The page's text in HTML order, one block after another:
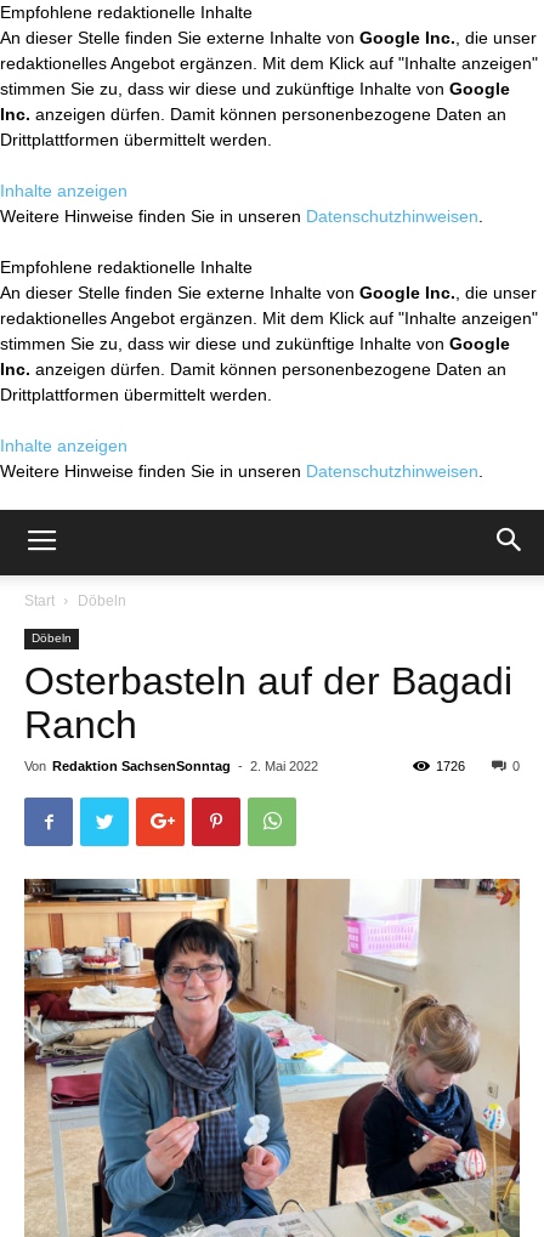
Empfohlene redaktionelle Inhalte
An dieser Stelle finden Sie externe Inhalte von Google Inc. , die unser
redaktionelles Angebot ergänzen. Mit dem Klick auf "Inhalte anzeigen"
stimmen Sie zu, dass wir diese und zukünftige Inhalte von Google
Inc. anzeigen dürfen. Damit können personenbezogene Daten an
Drittplattformen übermittelt werden.
Inhalte anzeigen
Weitere Hinweise finden Sie in unseren Datenschutzhinweisen
Empfohlene redaktionelle Inhalte
An dieser Stelle finden Sie externe Inhalte von Google Inc. , die unser
redaktionelles Angebot ergänzen. Mit dem Klick auf "Inhalte anzeigen"
stimmen Sie zu, dass wir diese und zukünftige Inhalte von Google
Inc. anzeigen dürfen. Damit können personenbezogene Daten an
Drittplattformen übermittelt werden.
Inhalte anzeigen
Weitere Hinweise finden Sie in unseren Datenschutzhinweisen
Start Döbeln
Döbeln
Osterbasteln auf der Bagadi
Ranch
Von Redaktion SachsenSonntag - 2. Mai 2022 0
1726